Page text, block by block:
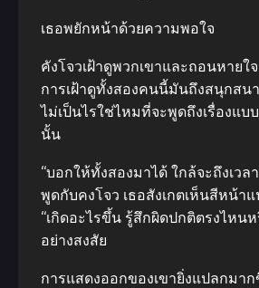
เธอพยักหน้าด้วยความพอใจ
คังโจวเฝ้าดูพวกเขาและถอนหายใ
การเฝ้าดูทั้งสองคนนี้มันถึงสนุกสน
ไม่เป็นไรใช่ไหมที่จะพูดถึงเรื่องแบ
นั้น
“บอกให้ทั้งสองมาได้ ใกล้จะถึงเวล
พูดกับคงโจว เธอสังเกตเห็นสีหน้าแ
“เกิดอะไรขึ้น รู้สึกผิดปกติตรงไหน
อย่างสงสัย
การแสดงออกของเขายิ่งแปลกมา